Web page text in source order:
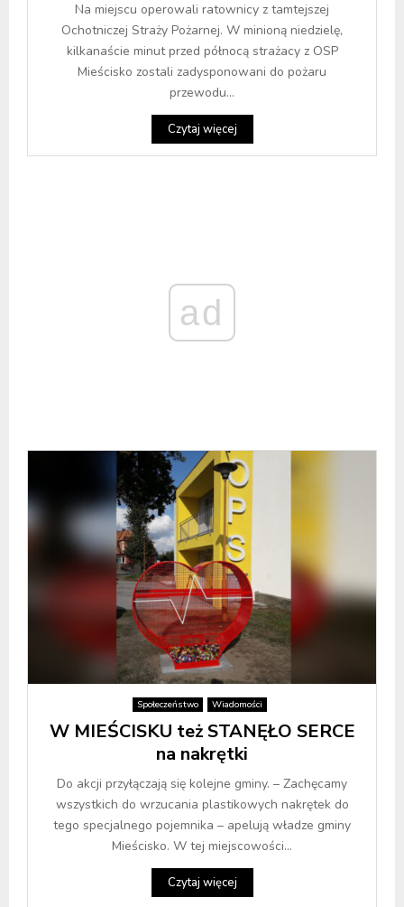
Na miejscu operowali ratownicy z tamtejszej
Ochotniczej Straży Pożarnej. W minioną niedzielę,
kilkanaście minut przed północą strażacy z OSP
Mieścisko zostali zadysponowani do pożaru
przewodu...
Czytaj więcej
ad
Społeczeństwo Wiadomości
W MIEŚCISKU też STANĘŁO SERCE
na nakrętki
Do akcji przyłączają się kolejne gminy. – Zachęcamy
wszystkich do wrzucania plastikowych nakrętek do
tego specjalnego pojemnika – apelują władze gminy
Mieścisko. W tej miejscowości...
Czytaj więcej